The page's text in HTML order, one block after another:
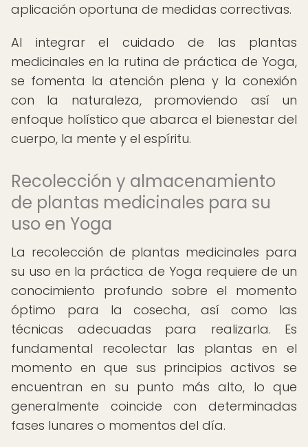
aplicación oportuna de medidas correctivas.
Al integrar el cuidado de las plantas
medicinales en la rutina de práctica de Yoga,
se fomenta la atención plena y la conexión
con la naturaleza, promoviendo así un
enfoque holístico que abarca el bienestar del
cuerpo, la mente y el espíritu.
Recolección y almacenamiento
de plantas medicinales para su
uso en Yoga
La recolección de plantas medicinales para
su uso en la práctica de Yoga requiere de un
conocimiento profundo sobre el momento
óptimo para la cosecha, así como las
técnicas adecuadas para realizarla. Es
fundamental recolectar las plantas en el
momento en que sus principios activos se
encuentran en su punto más alto, lo que
generalmente coincide con determinadas
fases lunares o momentos del día.